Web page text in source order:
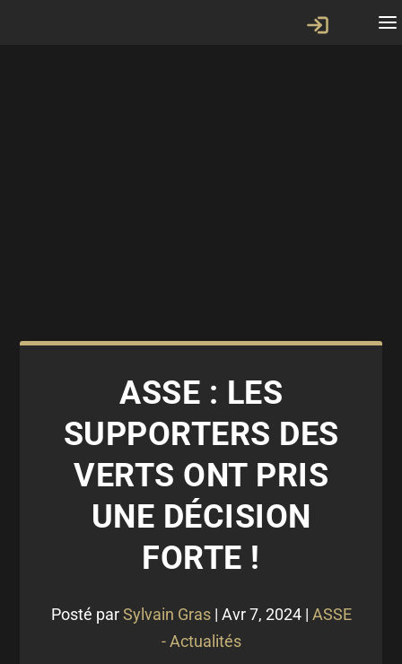
ASSE : LES
SUPPORTERS DES
VERTS ONT PRIS
UNE DÉCISION
FORTE !
Posté parSylvain Gras| Avr 7, 2024| ASSE
- Actualités